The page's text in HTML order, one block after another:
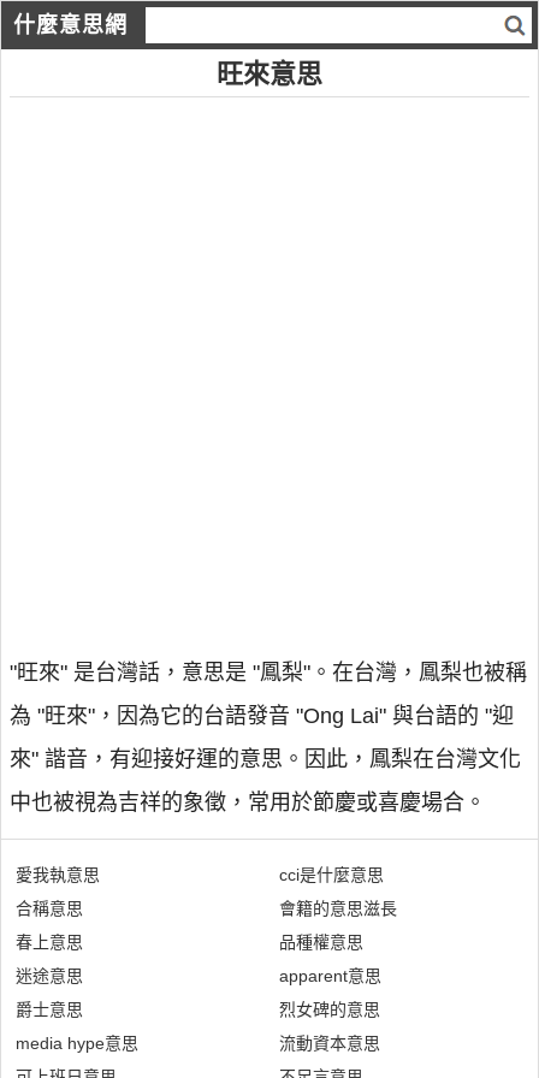
什麼意思網
旺來意思
"旺來" 是台灣話，意思是 "鳳梨"。在台灣，鳳梨也被稱
為 "旺來"，因為它的台語發音 "Ong Lai" 與台語的 "迎
來" 諧音，有迎接好運的意思。因此，鳳梨在台灣文化
中也被視為吉祥的象徵，常用於節慶或喜慶場合。
愛我執意思
合稱意思
春上意思
迷途意思
爵士意思
media hype意思
cci是什麼意思
會籍的意思滋長
品種權意思
apparent意思
烈女碑的意思
流動資本意思